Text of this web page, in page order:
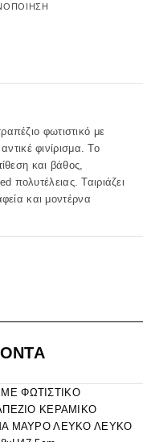
φωτιστικό με
φινίρισμα. Το
και βάθος,
πολυτέλειας. Ταιριάζει
και μοντέρνα